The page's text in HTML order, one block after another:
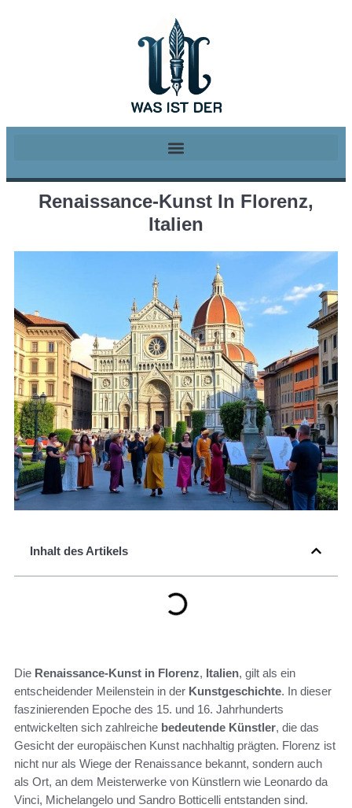
Renaissance-Kunst In Florenz,
Italien
Inhalt des Artikels
Die Renaissance-Kunst in Florenz, Italien, gilt als ein
entscheidender Meilenstein in der Kunstgeschichte. In dieser
faszinierenden Epoche des 15. und 16. Jahrhunderts
entwickelten sich zahlreiche bedeutende Künstler, die das
Gesicht der europäischen Kunst nachhaltig prägten. Florenz ist
nicht nur als Wiege der Renaissance bekannt, sondern auch
als Ort, an dem Meisterwerke von Künstlern wie Leonardo da
Vinci, Michelangelo und Sandro Botticelli entstanden sind.